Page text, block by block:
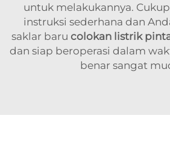
untuk melakukannya.
instruksi sederhana dan
saklar baru colokan listrik
dan siap beroperasi dalam
benar sangat